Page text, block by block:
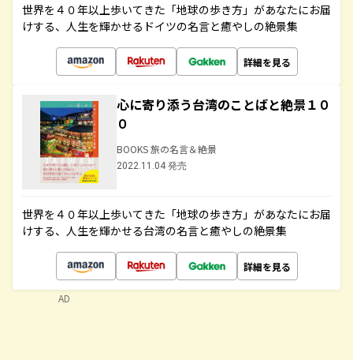
世界を４０年以上歩いてきた「地球の歩き方」があなたにお届
けする、人生を輝かせるドイツの名言と癒やしの絶景集
詳細を見る
心に寄り添う台湾のことばと絶景１０
０
BOOKS 旅の名言＆絶景
2022.11.04 発売
世界を４０年以上歩いてきた「地球の歩き方」があなたにお届
けする、人生を輝かせる台湾の名言と癒やしの絶景集
詳細を見る
AD